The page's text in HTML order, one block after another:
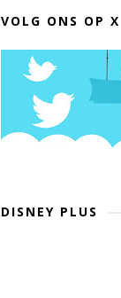
VOLG ONS OP X
DISNEY PLUS